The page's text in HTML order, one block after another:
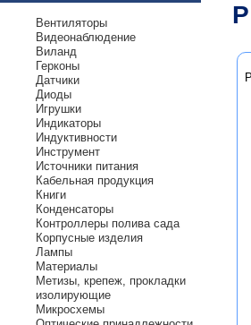
Вентиляторы
Видеонаблюдение
Виланд
Герконы
Датчики
Диоды
Игрушки
Индикаторы
Индуктивности
Инструмент
Источники питания
Кабельная продукция
Книги
Конденсаторы
Контроллеры полива сада
Корпусные изделия
Лампы
Материалы
Метизы, крепеж, прокладки
изолирующие
Микросхемы